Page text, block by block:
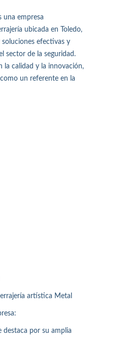
una empresa
ubicada en Toledo,
efectivas y
sector de la seguridad.
la calidad y la innovación,
un referente en la
artística Metal
destaca por su amplia